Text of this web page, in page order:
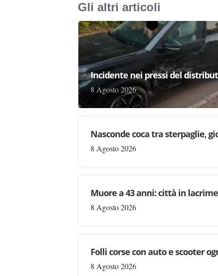
Gli altri articoli
Incidente nei pressi del
8 Agosto 2026
Nasconde coca tra sterpaglie,
8 Agosto 2026
Muore a 43 anni: città in
8 Agosto 2026
Folli corse con auto e scooter
8 Agosto 2026